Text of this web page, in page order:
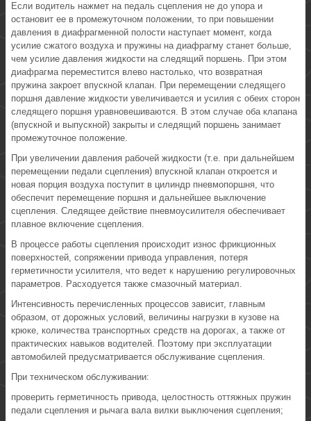
Если водитель нажмет на педаль сцепления не до упора и
остановит ее в промежуточном положении, то при повышении
давления в диафрагменной полости наступает момент, когда
усилие сжатого воздуха и пружины на диафрагму станет больше,
чем усилие давления жидкости на следящий поршень. При этом
диафрагма переместится влево настолько, что возвратная
пружина закроет впускной клапан. При перемещении следящего
поршня давление жидкости увеличивается и усилия с обеих сторон
следящего поршня уравновешиваются. В этом случае оба клапана
(впускной и выпускной) закрыты и следящий поршень занимает
промежуточное положение.
При увеличении давления рабочей жидкости (т.е. при дальнейшем
перемещении педали сцепления) впускной клапан откроется и
новая порция воздуха поступит в цилиндр пневмопоршня, что
обеспечит перемещение поршня и дальнейшее выключение
сцепления. Следящее действие пневмоусилителя обеспечивает
плавное включение сцепления.
В процессе работы сцепления происходит износ фрикционных
поверхностей, сопряжении привода управления, потеря
герметичности усилителя, что ведет к нарушению регулировочных
параметров. Расходуется также смазочный материал.
Интенсивность перечисленных процессов зависит, главным
образом, от дорожных условий, величины нагрузки в кузове на
крюке, количества транспортных средств на дорогах, а также от
практических навыков водителей. Поэтому при эксплуатации
автомобилей предусматривается обслуживание сцепления.
При техническом обслуживании:
проверить герметичность привода, целостность оттяжных пружин
педали сцепления и рычага вала вилки выключения сцепления;